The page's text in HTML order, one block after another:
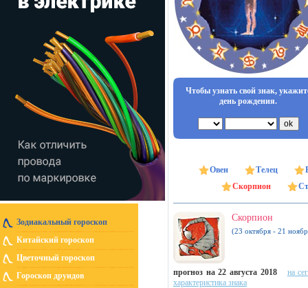
Зодиакальный гороскоп
Китайский гороскоп
Цветочный гороскоп
Гороскоп друидов
Чтобы узнать свой знак,
день рождения.
Овен Телец
Скорпион
Скорпион
(23 октября - 21
прогноз на 22 августа 2018
на
характеристика знака